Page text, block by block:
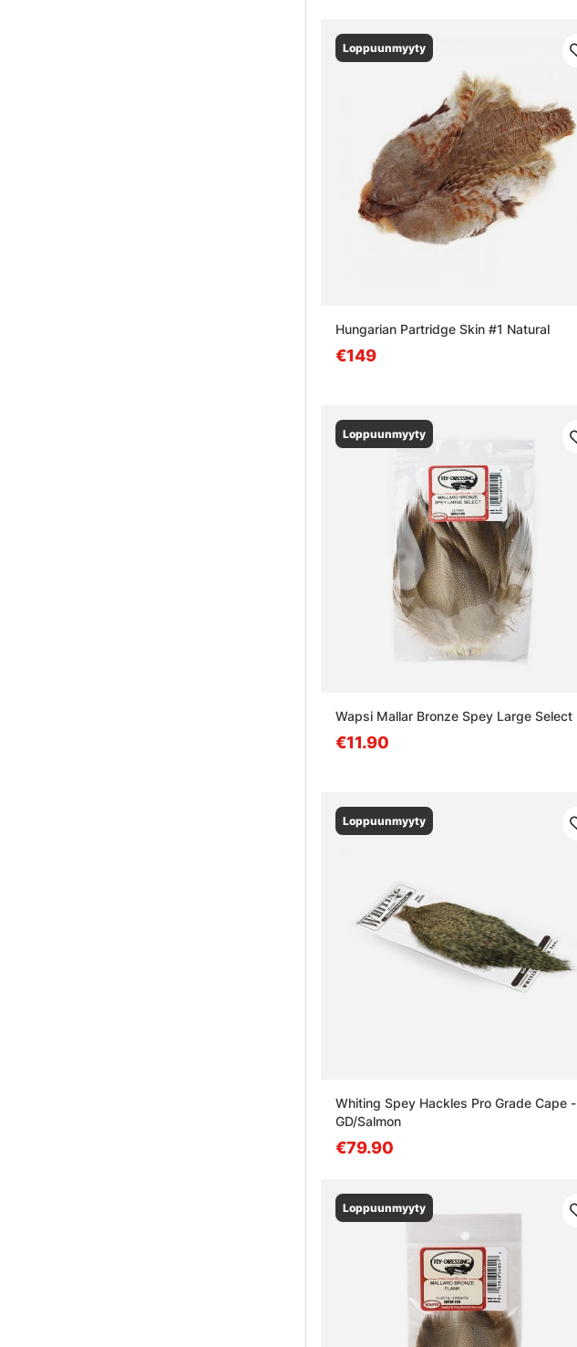
Loppuunmyyty
Hungarian Partridge Skin #1 Natural
€149
Loppuunmyyty
Wapsi Mallar Bronze Spey Large Select
€11.90
Loppuunmyyty
Whiting Spey Hackles Pro Grade Cape -
GD/Salmon
€79.90
Loppuunmyyty